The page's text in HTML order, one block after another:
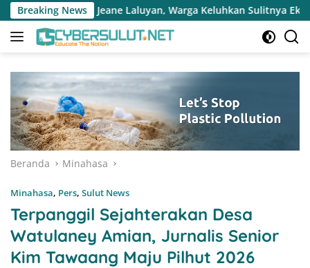
Langsung
ke
konten
Breaking News
Warga Keluhkan Sulitnya Ekonomi dan Akses Pasar UMKM
Beranda Minahasa
Minahasa, Pers, Sulut News
Terpanggil Sejahterakan Desa
Watulaney Amian, Jurnalis Senior
Kim Tawaang Maju Pilhut 2026